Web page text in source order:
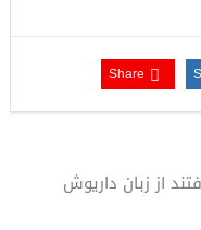
Share
از زبان داریوش